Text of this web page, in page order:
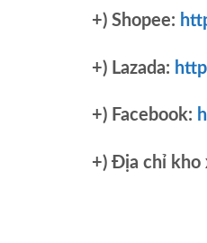
+) Shopee:
+) Lazada:
+) Facebook:
+) Địa chỉ kho